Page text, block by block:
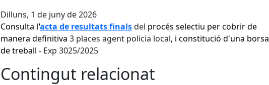
Dilluns, 1 de juny de 2026
Consulta l'acta de resultatsfinalsdel procés selectiu per cobrir de
manera definitiva 3 places agent policia local, i constitució d'una borsa
de treball - Exp 3025/2025
Contingut relacionat